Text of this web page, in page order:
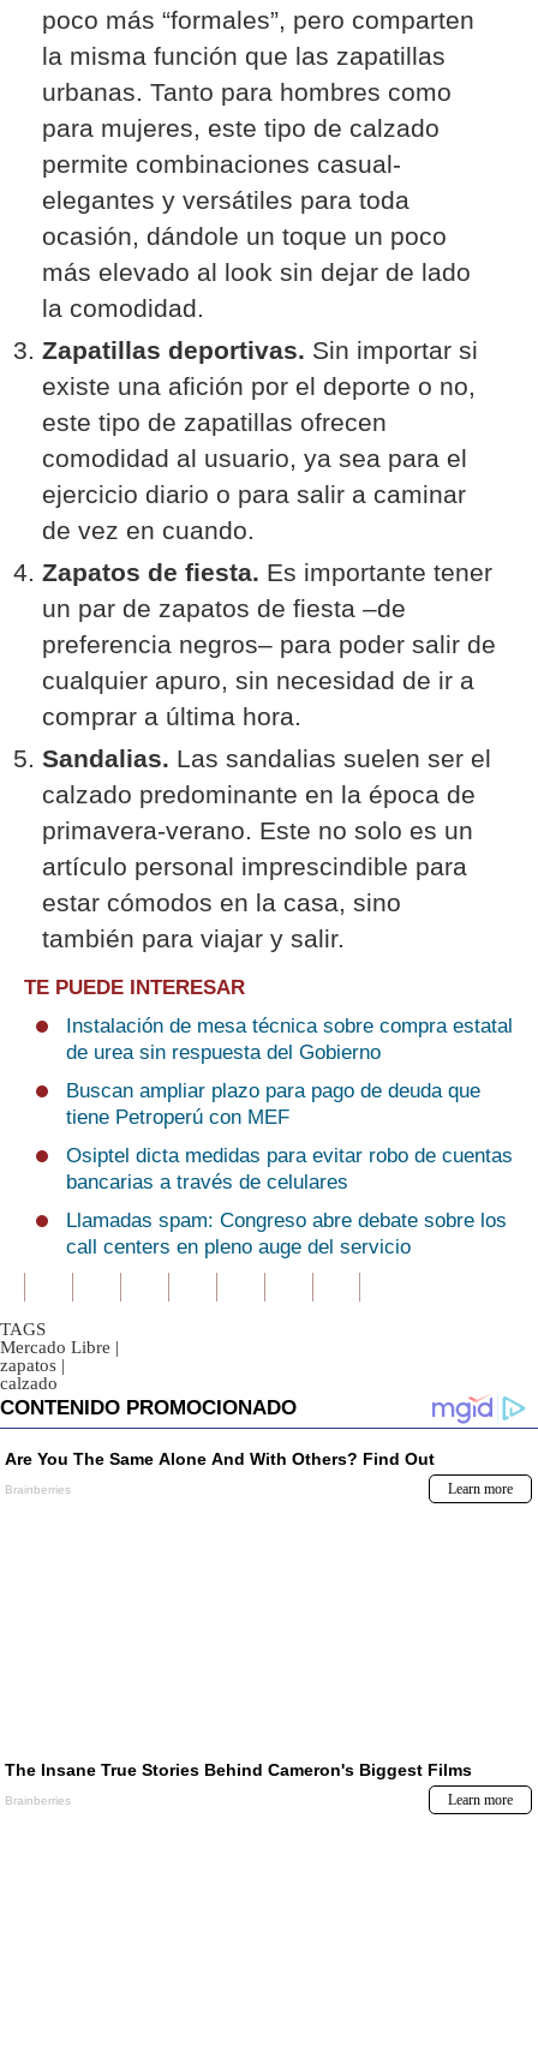
poco más “formales”, pero comparten
la misma función que las zapatillas
urbanas. Tanto para hombres como
para mujeres, este tipo de calzado
permite combinaciones casual-
elegantes y versátiles para toda
ocasión, dándole un toque un poco
más elevado al look sin dejar de lado
la comodidad.
Zapatillas deportivas. Sin importar si
existe una afición por el deporte o no,
este tipo de zapatillas ofrecen
comodidad al usuario, ya sea para el
ejercicio diario o para salir a caminar
de vez en cuando.
Zapatos de fiesta. Es importante tener
un par de zapatos de fiesta –de
preferencia negros– para poder salir de
cualquier apuro, sin necesidad de ir a
comprar a última hora.
Sandalias. Las sandalias suelen ser el
calzado predominante en la época de
primavera-verano. Este no solo es un
artículo personal imprescindible para
estar cómodos en la casa, sino
también para viajar y salir.
TE PUEDE INTERESAR
Instalación de mesa técnica sobre compra estatal
de urea sin respuesta del Gobierno
Buscan ampliar plazo para pago de deuda que
tiene Petroperú con MEF
Osiptel dicta medidas para evitar robo de cuentas
bancarias a través de celulares
Llamadas spam: Congreso abre debate sobre los
call centers en pleno auge del servicio
TAGS
Mercado Libre |
zapatos |
calzado